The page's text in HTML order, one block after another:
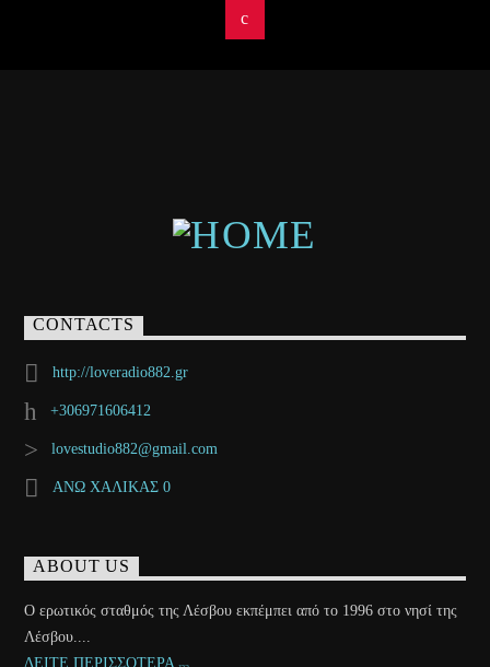
CONTACTS
http://loveradio882.gr
+306971606412
lovestudio882@gmail.com
ΑΝΩ ΧΑΛΙΚΑΣ 0
ABOUT US
Ο ερωτικός σταθμός της Λέσβου εκπέμπει από το 1996 στο νησί της
Λέσβου....
ΔΕΙΤΕ ΠΕΡΙΣΣΟΤΕΡΑ